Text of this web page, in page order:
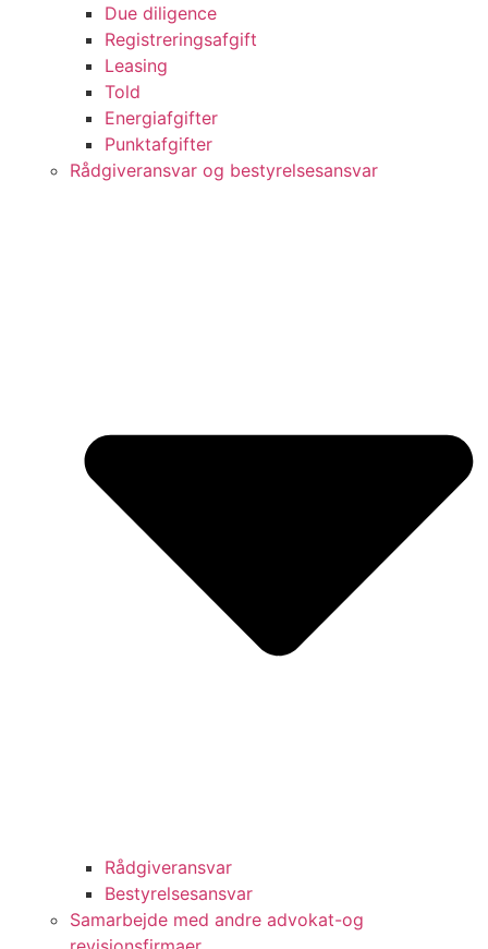
Due diligence
Registreringsafgift
Leasing
Told
Energiafgifter
Punktafgifter
Rådgiveransvar og bestyrelsesansvar
Rådgiveransvar
Bestyrelsesansvar
Samarbejde med andre advokat-og